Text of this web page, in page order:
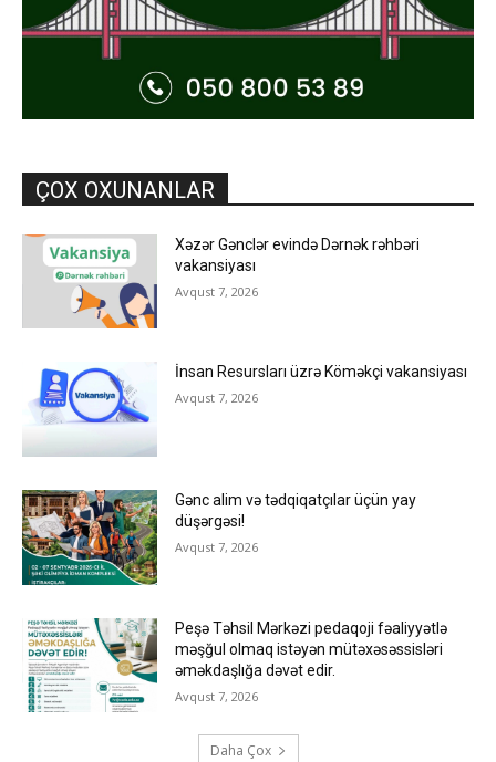
ÇOX OXUNANLAR
Xəzər Gənclər evində Dərnək rəhbəri
vakansiyası
Avqust 7, 2026
İnsan Resursları üzrə Köməkçi vakansiyası
Avqust 7, 2026
Gənc alim və tədqiqatçılar üçün yay
düşərgəsi!
Avqust 7, 2026
Peşə Təhsil Mərkəzi pedaqoji fəaliyyətlə
məşğul olmaq istəyən mütəxəsəssisləri
əməkdaşlığa dəvət edir.
Avqust 7, 2026
Daha Çox